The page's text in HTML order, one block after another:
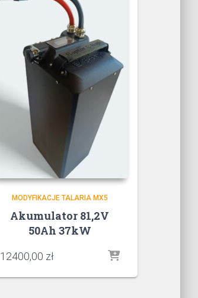
MODYFIKACJE TALARIA MX5
Akumulator 81,2V
50Ah 37kW
12400,00 zł